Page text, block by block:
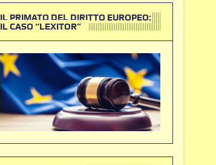
IL PRIMATO DEL DIRITTO EUROPEO:
IL CASO “LEXITOR”